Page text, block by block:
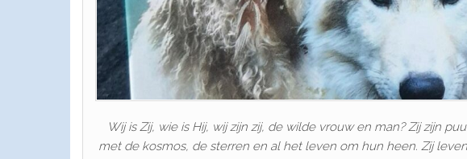
Wij is Zij, wie is Hij, wij zijn zij, de wilde vrouw en man? Zij zijn
met de kosmos, de sterren en al het leven om hun heen. Zij